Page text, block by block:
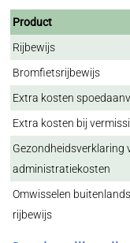
Product
Rijbewijs
Bromfietsrijbewijs
Extra kosten
Extra kosten bij
Gezondheidsverklaring
administratiekosten
Omwisselen
rijbewijs